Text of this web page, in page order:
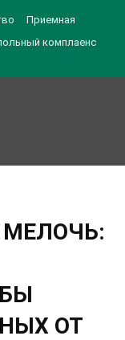
Приемная
комплаенс
ОТ